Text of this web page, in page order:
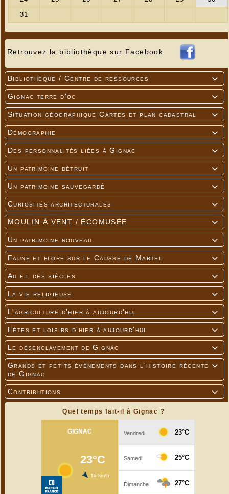
Retrouvez la bibliothèque sur Facebook

Bibliothèque / Centre de ressources

Gignac terre d'oc

Situation géographique Cartes et plan cadastral

Démographie

Des personnalités liées à Gignac

Un patrimoine détruit

Un patrimoine sauvegardé

Curiosités architecturales

MOULIN À VENT / ÉCOMUSÉE

Un patrimoine nouveau

Faune et flore sur le Causse de Martel

Au fil des siècles

La vie religieuse

L'agriculture d'hier à aujourd'hui

Fêtes et loisirs d'hier à aujourd'hui

Le désenclavement de Gignac

Grands et petits événements dans l'histoire récente
de Gignac

Contributions
Quel temps fait-il à Gignac ?